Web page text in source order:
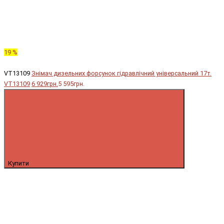
19 %
VT13109 Знімач дизельних форсунок гідравлічний універсальний 17т.
VT13109 6 929грн.5 595грн.
Купити